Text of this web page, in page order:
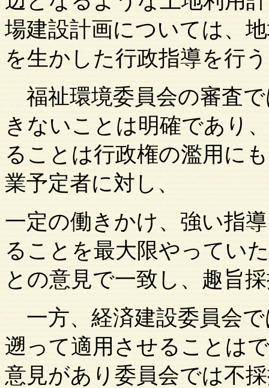
場建設計画については、
を生かした行政指導を行
福祉環境委員会の審査
きないことは明確であり
ることは行政権の濫用に
業予定者に対し、
一定の働きかけ、強い指
ることを最大限やってい
との意見で一致し、趣旨
一方、経済建設委員会
遡って適用させることは
意見があり委員会では不